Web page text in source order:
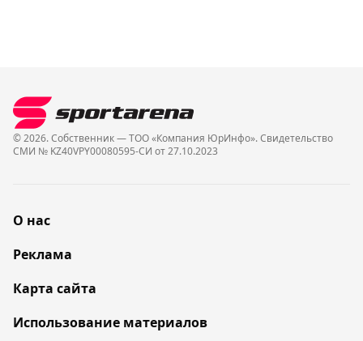
© 2026. Собственник — ТОО «Компания ЮрИнфо». Cвидетельство
СМИ № KZ40VPY00080595-СИ от 27.10.2023
О нас
Реклама
Карта сайта
Использование материалов